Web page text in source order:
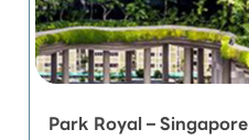
Park Royal – Singapore